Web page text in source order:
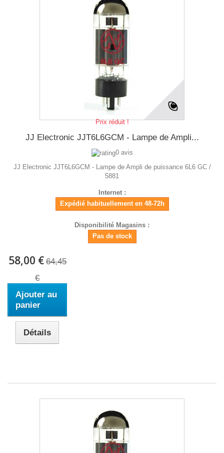
Prix réduit !
JJ Electronic JJT6L6GCM - Lampe de Ampli...
0 avis
JJ Electronic JJT6L6GCM - Lampe de Ampli de puissance 6L6 GC /
5881
Internet :
Expédié habituellement en 48-72h
Disponibilité Magasins :
Pas de stock
58,00 € 64,45
€
Ajouter au
panier
Détails